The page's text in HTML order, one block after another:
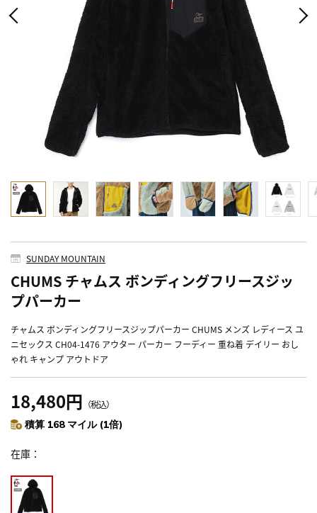
SUNDAY MOUNTAIN
CHUMS チャムス ボンディングフリースジッ
プパーカー
チャムス ボンディングフリースジップパーカー CHUMS メンズ レディース ユ
ニセックス CH04-1476 アウター パーカー フーディー 重ね着 デイリー おし
ゃれ キャンプ アウトドア
18,480円 （税込）
積算 168 マイル (1倍)
在庫